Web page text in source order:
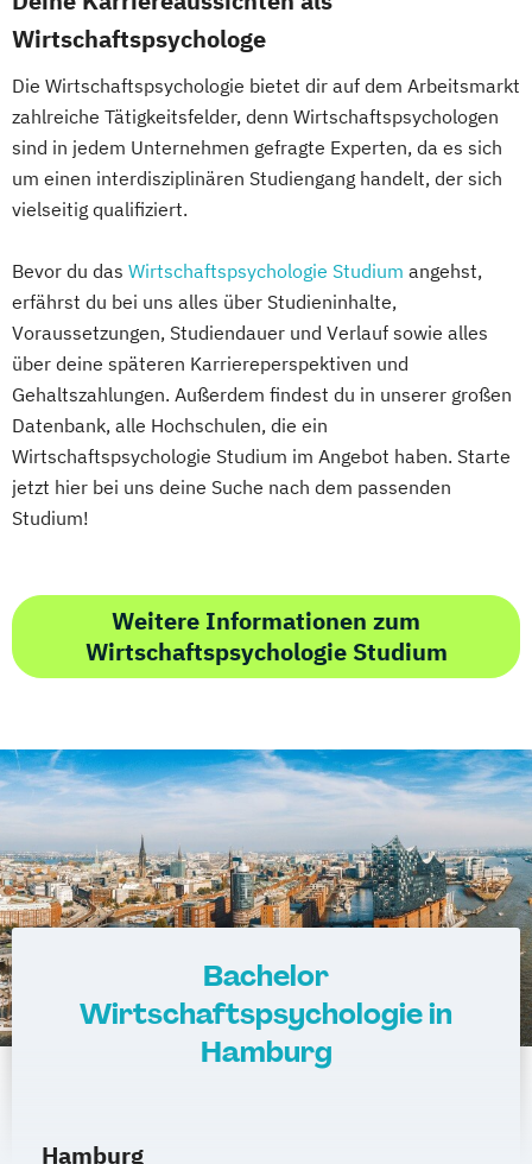
Wirtschaftspsychologe
Die Wirtschaftspsychologie bietet dir auf dem Arbeitsmarkt
zahlreiche Tätigkeitsfelder, denn Wirtschaftspsychologen
sind in jedem Unternehmen gefragte Experten, da es sich
um einen interdisziplinären Studiengang handelt, der sich
vielseitig qualifiziert.
Bevor du das Wirtschaftspsychologie Studium angehst,
erfährst du bei uns alles über Studieninhalte,
Voraussetzungen, Studiendauer und Verlauf sowie alles
über deine späteren Karriereperspektiven und
Gehaltszahlungen. Außerdem findest du in unserer großen
Datenbank, alle Hochschulen, die ein
Wirtschaftspsychologie Studium im Angebot haben. Starte
jetzt hier bei uns deine Suche nach dem passenden
Studium!
Weitere Informationen zum
Wirtschaftspsychologie Studium
Bachelor
Wirtschaftspsychologie in
Hamburg
Hamburg